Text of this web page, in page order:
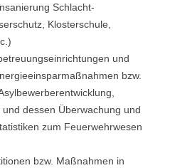
Schlacht-
Klosterschule,
und
bzw.
dessen Überwachung und
zum Feuerwehrwesen
bzw. Maßnahmen in